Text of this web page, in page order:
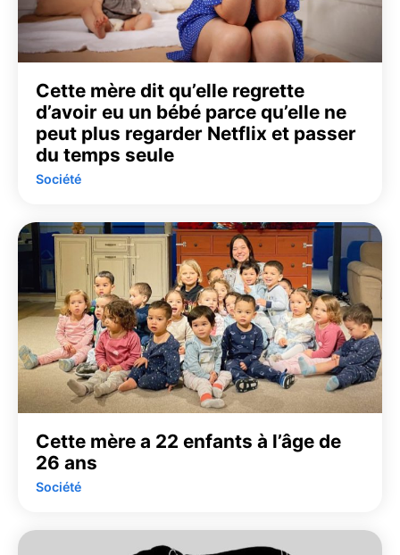
Cette mère dit qu’elle regrette
d’avoir eu un bébé parce qu’elle ne
peut plus regarder Netflix et passer
du temps seule
Société
Cette mère a 22 enfants à l’âge de
26 ans
Société